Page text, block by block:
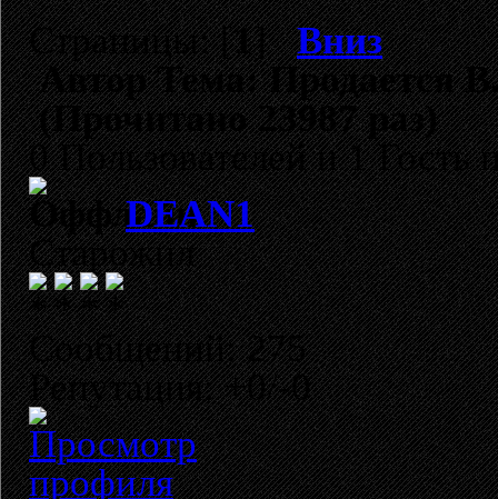
Страницы: [1]Вниз
АвторТема: Продается
(Прочитано 23987 раз)
0 Пользователей и 1 Гость
DEAN1
Старожил
Сообщений: 275
Репутация: +0/-0